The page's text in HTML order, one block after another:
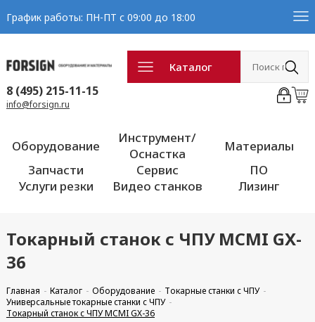
График работы: ПН-ПТ с 09:00 до 18:00
Каталог
8 (495) 215-11-15
info@forsign.ru
Оборудование
Инструмент/
Оснастка
Материалы
Запчасти
Сервис
ПО
Услуги резки
Видео станков Лизинг
Токарный станок с ЧПУ MCMI GX-
36
Главная Каталог Оборудование
Токарные станки с ЧПУ
Универсальные токарные станки с ЧПУ
Токарный станок с ЧПУ MCMI GX-36